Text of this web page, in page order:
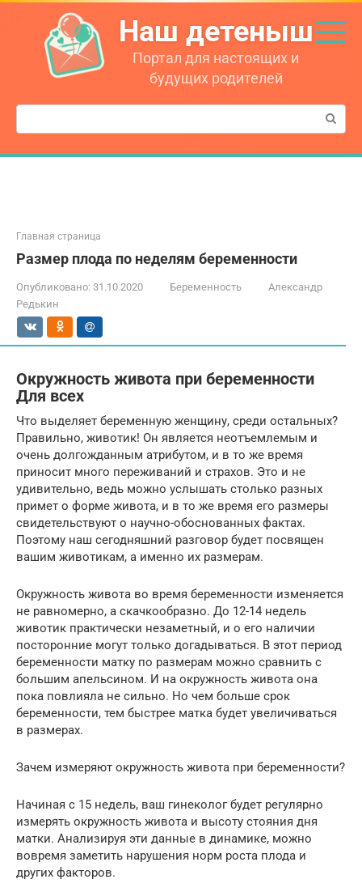
Перейти
контенту
Наш детеныш
Портал для настоящих и
будущих родителей
Поиск:
Главная страница
Размер плода по неделям беременности
Опубликовано: 31.10.2020 Беременность
Александр
Редькин
Окружность живота при беременности
Для всех
Что выделяет беременную женщину, среди остальных?
Правильно, животик! Он является неотъемлемым и
очень долгожданным атрибутом, и в то же время
приносит много переживаний и страхов. Это и не
удивительно, ведь можно услышать столько разных
примет о форме живота, и в то же время его размеры
свидетельствуют о научно-обоснованных фактах.
Поэтому наш сегодняшний разговор будет посвящен
вашим животикам, а именно их размерам.
Окружность живота во время беременности изменяется
не равномерно, а скачкообразно. До 12-14 недель
животик практически незаметный, и о его наличии
посторонние могут только догадываться. В этот период
беременности матку по размерам можно сравнить с
большим апельсином. И на окружность живота она
пока повлияла не сильно. Но чем больше срок
беременности, тем быстрее матка будет увеличиваться
в размерах.
Зачем измеряют окружность живота при беременности?
Начиная с 15 недель, ваш гинеколог будет регулярно
измерять окружность живота и высоту стояния дня
матки. Анализируя эти данные в динамике, можно
вовремя заметить нарушения норм роста плода и
других факторов.